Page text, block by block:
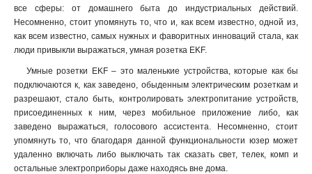
все сферы: от домашнего быта до индустриальных действий.
Несомненно, стоит упомянуть то, что и, как всем известно, одной из,
как всем известно, самых нужных и фаворитных инноваций стала, как
люди привыкли выражаться, умная розетка EKF.
Умные розетки EKF – это маленькие устройства, которые как бы
подключаются к, как заведено, обыденным электрическим розеткам и
разрешают, стало быть, контролировать электропитание устройств,
присоединенных к ним, через мобильное приложение либо, как
заведено выражаться, голосового ассистента. Несомненно, стоит
упомянуть то, что благодаря данной функциональности юзер может
удаленно включать либо выключать так сказать свет, телек, комп и
остальные электроприборы даже находясь вне дома.